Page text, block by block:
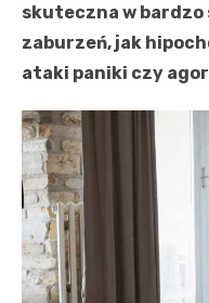
skuteczna w
zaburzeń, jak
ataki paniki czy